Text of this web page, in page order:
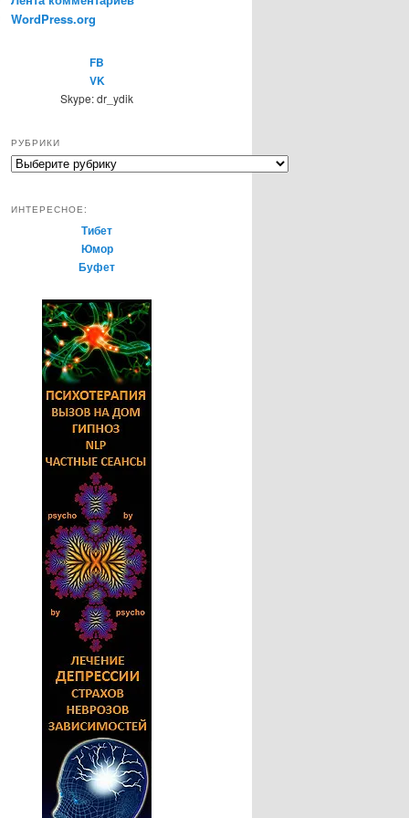
WordPress.org
FB
VK
Skype: dr_ydik
РУБРИКИ
Р
р
ИНТЕРЕСНОЕ:
Тибет
Юмор
Буфет